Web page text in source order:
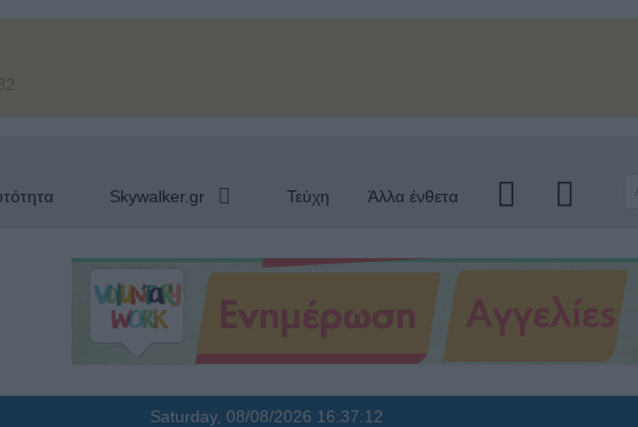
Skywalker.gr Τεύχη Άλλα ένθετα
Saturday, 08/08/2026 16:37:13